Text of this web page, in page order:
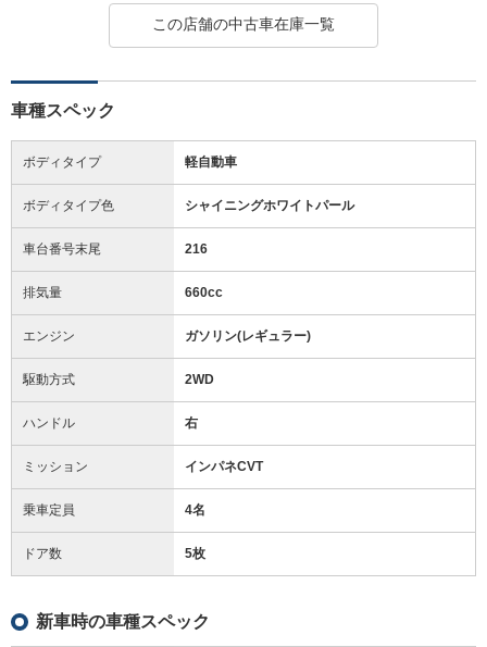
この店舗の中古車在庫一覧
車種スペック
ボディタイプ 軽自動車
ボディタイプ色 シャイニングホワイトパール
車台番号末尾 216
排気量 660cc
エンジン ガソリン(レギュラー)
駆動方式 2WD
ハンドル 右
ミッション インパネCVT
乗車定員 4名
ドア数 5枚
新車時の車種スペック